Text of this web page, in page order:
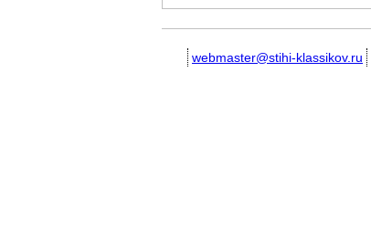
webmaster@stihi-klassikov.ru